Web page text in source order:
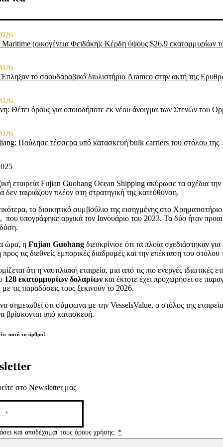
(οικογένεια Φειδάκη): Κέρδη ύψους $26,9 εκατομμυρίων
το σαουδαραβικό διυλιστήριο Aramco στην ακτή της
Θέτει όρους για οποιοδήποτε εκ νέου άνοιγμα των Στενών του
Πούλησε τέσσερα υπό κατασκευή bulk carriers του στόλου της
εταιρεία Fujian Guohang Ocean Shipping ακύρωσε τα σχέδια
δεν ταιριάζουν πλέον στη στρατηγική της κατεύθυνση.
το διοικητικό συμβούλιο της εισηγμένης στο
που υπογράφηκε αρχικά τον Ιανουάριο του 2023. Τα δύο ήταν
ώρα, η Fujian Guohangδιευκρίνισε ότι τα πλοία σχεδιάστηκαν
τις διεθνείς εμπορικές διαδρομές και την επέκταση του
ότι η ναυτιλιακή εταιρεία, μια από τις πιο ενεργές
128 εκατομμυρίων δολαρίωνκαι έκτοτε έχει προχωρήσει σε
με τις παραδόσεις τους ξεκινούν το 2026.
σημειωθεί ότι σύμφωνα με την VesselsValue, ο στόλος της
βρίσκονται υπό κατασκευή.
αυτό το άρθρο!
στο Newsletter μας
και αποδέχομαι τους όρους χρήσης.*